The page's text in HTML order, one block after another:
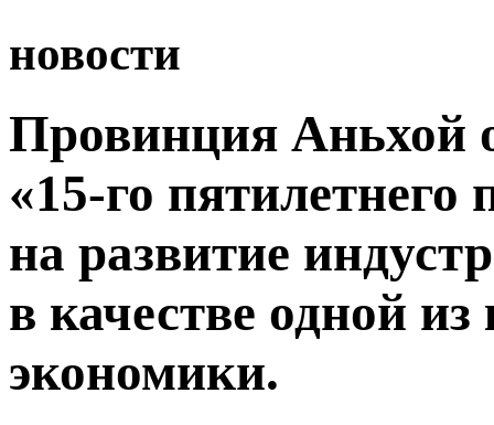
новости
Провинция Аньхой
«15-го
на развитие
в качестве одной
экономики.